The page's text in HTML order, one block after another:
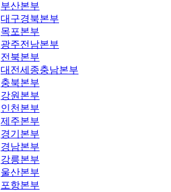
부산본부
대구경북본부
목포본부
광주전남본부
전북본부
대전세종충남본부
충북본부
강원본부
인천본부
제주본부
경기본부
경남본부
강릉본부
울산본부
포항본부